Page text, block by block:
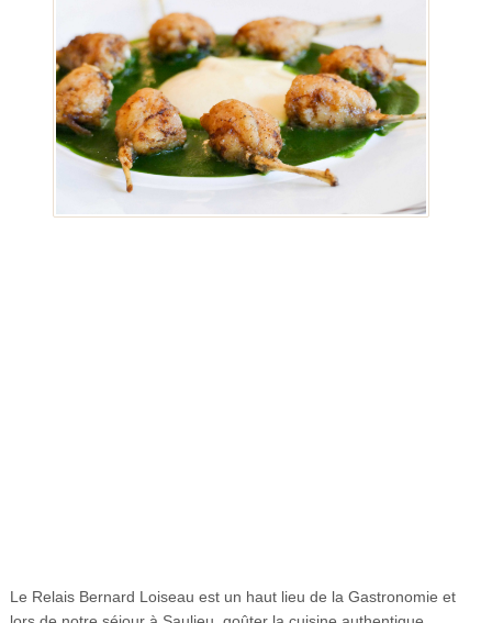
Le Relais Bernard Loiseau est un haut lieu de la Gastronomie et